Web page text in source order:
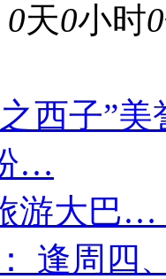
0天0小时0
西子”
…
游大巴…
： 逢周